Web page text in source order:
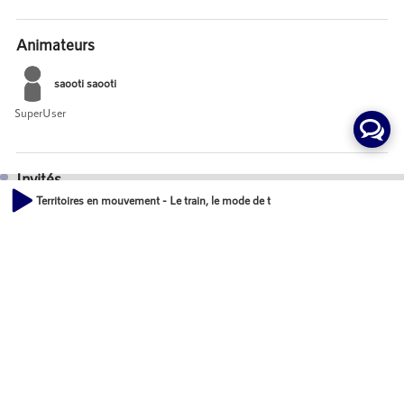
Animateurs
saooti saooti
SuperUser
Invités
Territoires en mouvement - Le train, le mode de transport de demain ?